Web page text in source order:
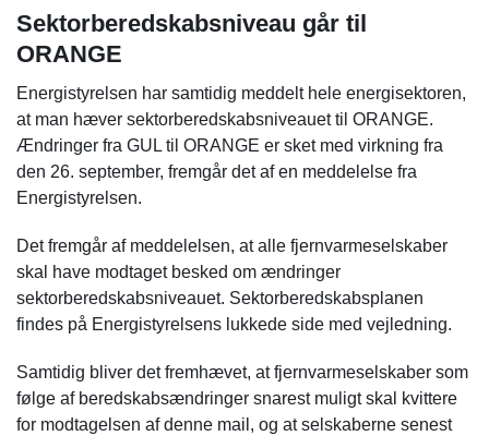
Sektorberedskabsniveau går til
ORANGE
Energistyrelsen har samtidig meddelt hele energisektoren,
at man hæver sektorberedskabsniveauet til ORANGE.
Ændringer fra GUL til ORANGE er sket med virkning fra
den 26. september, fremgår det af en meddelelse fra
Energistyrelsen.
Det fremgår af meddelelsen, at alle fjernvarmeselskaber
skal have modtaget besked om ændringer
sektorberedskabsniveauet. Sektorberedskabsplanen
findes på Energistyrelsens lukkede side med vejledning.
Samtidig bliver det fremhævet, at fjernvarmeselskaber som
følge af beredskabsændringer snarest muligt skal kvittere
for modtagelsen af denne mail, og at selskaberne senest